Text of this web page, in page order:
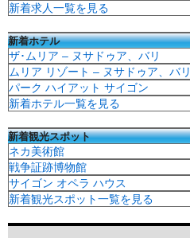
新着求人一覧を見る
新着ホテル
ザ･ムリア – ヌサドゥア、バリ
ムリア リゾート – ヌサドゥア、バリ
パーク ハイアット サイゴン
新着ホテル一覧を見る
新着観光スポット
ネカ美術館
戦争証跡博物館
サイゴン オペラ ハウス
新着観光スポット一覧を見る